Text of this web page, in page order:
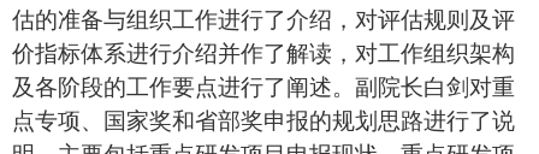
估的准备与组织工作进行了介绍，对评估规则及评
价指标体系进行介绍并作了解读，对工作组织架构
及各阶段的工作要点进行了阐述。副院长白剑对重
点专项、国家奖和省部奖申报的规划思路进行了说